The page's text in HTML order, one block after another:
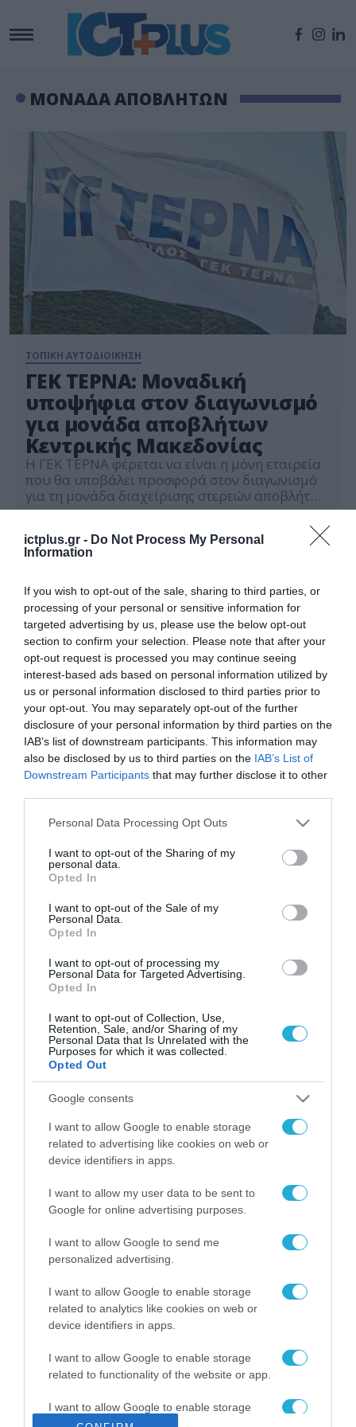
ictplus.gr - Do Not Process My Personal
Information
If you wish to opt-out of the sale, sharing to third parties, or
processing of your personal or sensitive information for
targeted advertising by us, please use the below opt-out
section to confirm your selection. Please note that after your
opt-out request is processed you may continue seeing
interest-based ads based on personal information utilized by
us or personal information disclosed to third parties prior to
your opt-out. You may separately opt-out of the further
disclosure of your personal information by third parties on the
IAB’s list of downstream participants. This information may
also be disclosed by us to third parties on the IAB’s List of
Downstream Participants that may further disclose it to other
Please note that this website/app uses one or more Google
not limited to your visit or usage behaviour. You may click to
grant or deny consent to Google and its third-party tags to
use your data for below specified purposes in below Google
consent section.
Personal Data Processing Opt Outs
I want to opt-out of the Sharing of my
personal data.
Opted In
I want to opt-out of the Sale of my
Personal Data.
Opted In
I want to opt-out of processing my
Personal Data for Targeted Advertising.
Opted In
I want to opt-out of Collection, Use,
Retention, Sale, and/or Sharing of my
Personal Data that Is Unrelated with the
Purposes for which it was collected.
Opted Out
Google consents
I want to allow Google to enable storage
related to advertising like cookies on web or
device identifiers in apps.
I want to allow my user data to be sent to
Google for online advertising purposes.
I want to allow Google to send me
personalized advertising.
I want to allow Google to enable storage
related to analytics like cookies on web or
device identifiers in apps.
I want to allow Google to enable storage
related to functionality of the website or app.
I want to allow Google to enable storage
related to personalization.
ΜΟΝΑΔΑ ΑΠΟΒΛΗΤΩΝ
ΤΟΠΙΚΗ ΑΥΤΟΔΙΟΙΚΗΣΗ
ΓΕΚ ΤΕΡΝΑ: Μοναδική
υποψήφια στον διαγωνισμό
για μονάδα αποβλήτων
Κεντρικής Μακεδονίας
Η ΓΕΚ ΤΕΡΝΑ φέρεται να είναι η μόνη εταιρεία
που θα υποβάλει προσφορά στον διαγωνισμό
για τη μονάδα διαχείρισης στερεών αποβλήτων
της Κεντρικής Μακεδονίας, προϋπολογισμού
πρόβλημα στην ηλεκτρονική πλατφόρμα του
εθνικού συστήματος ηλεκτρονικών δημοσίων
επαναλαμβάνεται σήμερα Δευτέρα, αλλά χωρίς
σημαντικό ανταγωνισμό. Πηγές αναφέρουν […]
ΡΟΗ ΕΙΔΗΣΕΩΝ
Το χρηματοδοτούμενο
από την ΕΕ έργο “The
Gaming Police”
ενισχύει την ασφάλεια
των παιδιών στο
διαδίκτυο
31.07.2026
ΑΑΔΕ: Διευκρινίσεις
για τα πρόστιμα σε
αφορούν τους ΦΗΜ
Σ. Καλαφάτης: «Η
Τεχνητή Νοημοσύνη
δεν είναι απλώς μια
μια νέα βιομηχανική
επανάσταση»
Νέος οδηγός του ΕΚΤ
των ελληνικών